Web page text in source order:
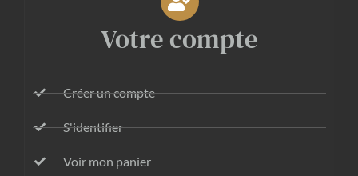
Votre compte
Créer un compte
S'identifier
Voir mon panier